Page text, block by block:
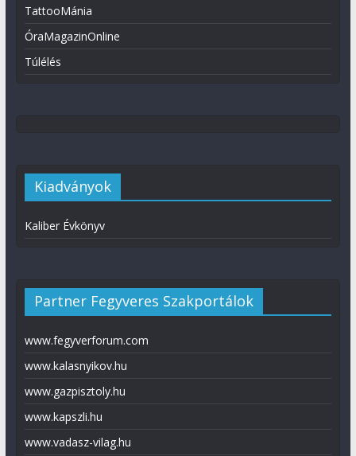
TattooMánia
ÓraMagazinOnline
Túlélés
Kiadványok
Kaliber Évkönyv
Partner Fegyveres Szakportálok
www.fegyverforum.com
www.kalasnyikov.hu
www.gazpisztoly.hu
www.kapszli.hu
www.vadasz-vilag.hu